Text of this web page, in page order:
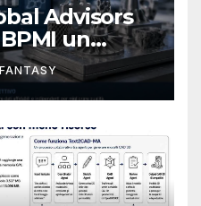
Advisors
un
stampa 3D
alla filiera
FANTASY